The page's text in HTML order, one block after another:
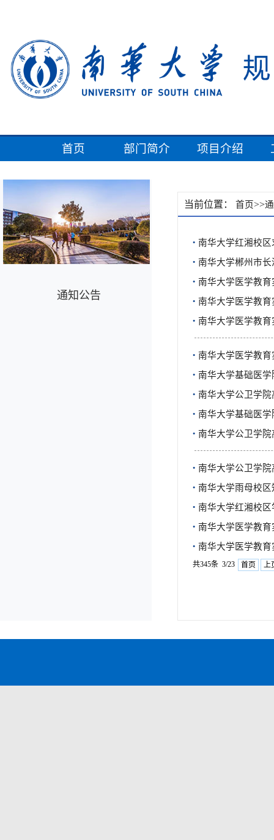
首页 部门简介 项目介绍
通知公告
当前位置： 首页>>
· 南华大学红湘校
· 南华大学郴州市
· 南华大学医学教
· 南华大学医学教
· 南华大学医学教
· 南华大学医学教
· 南华大学基础医
· 南华大学公卫学
· 南华大学基础医
· 南华大学公卫学
· 南华大学公卫学
· 南华大学雨母校
· 南华大学红湘校
· 南华大学医学教
· 南华大学医学教
共345条 3/23 首页 上